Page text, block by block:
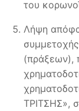
του
Λήψη
(πράξεων),
ΤΡΙΤΣΗΣ»,